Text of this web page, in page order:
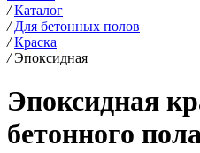
/ Каталог
/ Для бетонных полов
/ Краска
/ Эпоксидная
Эпоксидная
бетонного